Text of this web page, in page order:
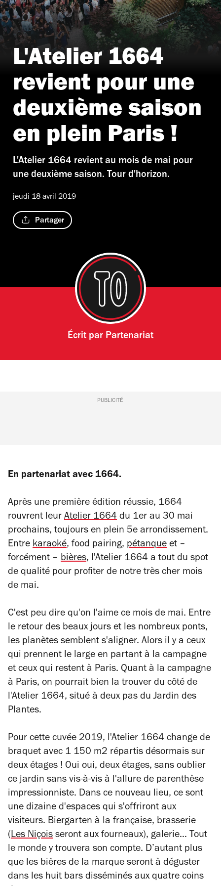
L'Atelier 1664
revient pour une
deuxième saison
en plein Paris !
L'Atelier 1664 revient au mois de mai pour
une deuxième saison. Tour d'horizon.
jeudi 18 avril 2019
Partager
Écrit par Partenariat
PUBLICITÉ
En partenariat avec 1664.
Après une première édition réussie, 1664
rouvrent leur Atelier 1664 du 1er au 30 mai
prochains, toujours en plein 5e arrondissement.
Entre karaoké, food pairing, pétanque et –
forcément – bières, l'Atelier 1664 a tout du spot
de qualité pour profiter de notre très cher mois
de mai.
C'est peu dire qu'on l'aime ce mois de mai. Entre
le retour des beaux jours et les nombreux ponts,
les planètes semblent s'aligner. Alors il y a ceux
qui prennent le large en partant à la campagne
et ceux qui restent à Paris. Quant à la campagne
à Paris, on pourrait bien la trouver du côté de
l'Atelier 1664, situé à deux pas du Jardin des
Plantes.
Pour cette cuvée 2019, l'Atelier 1664 change de
braquet avec 1 150 m2 répartis désormais sur
deux étages ! Oui oui, deux étages, sans oublier
ce jardin sans vis-à-vis à l'allure de parenthèse
impressionniste. Dans ce nouveau lieu, ce sont
une dizaine d'espaces qui s'offriront aux
visiteurs. Biergarten à la française, brasserie
(Les Niçois seront aux fourneaux), galerie… Tout
le monde y trouvera son compte. D’autant plus
que les bières de la marque seront à déguster
dans les huit bars disséminés aux quatre coins